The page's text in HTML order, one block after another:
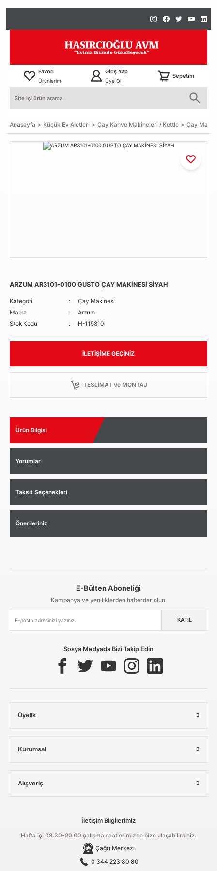
Favori
Ürünlerim
Giriş Yap
Üye Ol
Sepetim
Anasayfa Küçük Ev Aletleri Çay Kahve Makineleri / Kettle Çay
ARZUM AR3101-0100 GUSTO ÇAY MAKİNESİ SİYAH
Kategori
Çay Makinesi
Marka
Arzum
Stok Kodu
H-115810
İLETIŞIME GEÇINIZ
TESLİMAT ve MONTAJ
Ürün Bilgisi
Yorumlar
Taksit Seçenekleri
Önerileriniz
Kolay İade & Değişim Güvenli Alışveriş
Güvenli Paketleme Taksit / Havale İle Alışveriş Kolay İade & Değişim
E-Bülten Aboneliği
Kampanya ve yeniliklerden haberdar olun.
KATIL
Sosya Medyada Bizi Takip Edin
Üyelik
Kurumsal
Alışveriş
İletişim Bilgilerimiz
Hafta içi 08.30-20.00 çalışma saatlerimizde bize ulaşabilirsiniz.
Çağrı Merkezi
0 344 223 80 80